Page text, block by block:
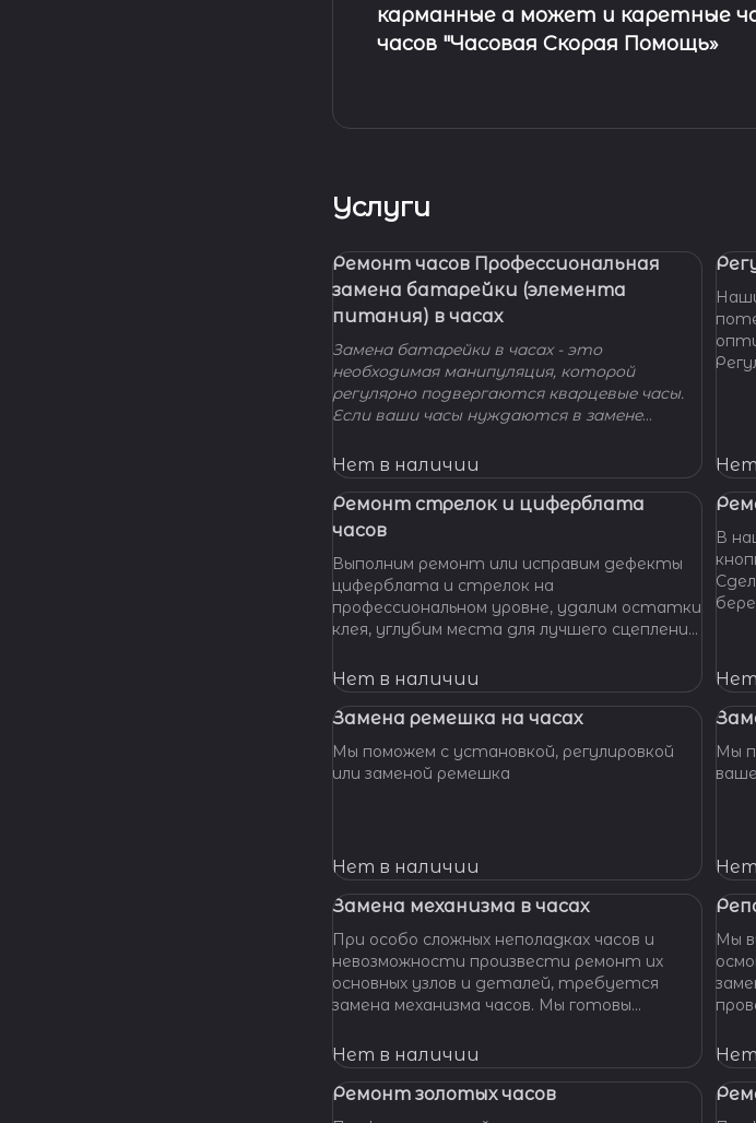
карманные а может и каретные
часов "Часовая Скорая Помощь»
Услуги
Ремонт часов Профессиональная
замена батарейки (элемента
питания) в часах
Замена батарейки в часах - это
необходимая манипуляция, которой
регулярно подвергаются кварцевые часы.
Если ваши часы нуждаются в замене
нашу мастерскую! Наши мастера с
удовольствием помогут вам решить
вашу проблему и произведут замену
батарейки профессионально, быстро,
Нет в наличии Нет
Ремонт стрелок и циферблата
часов
Выполним ремонт или исправим дефекты
циферблата и стрелок на
профессиональном уровне, удалим остатки
клея, углубим места для лучшего сцепления
стрелки, метки, камни. Восстановим
крепления циферблата к механизму.
Нет в наличии
В
Нет
Замена ремешка на часах
Мы поможем с установкой, регулировкой
или заменой ремешка
Нет в наличии
Мы
Нет
Замена механизма в часах
При особо сложных неполадках часов и
невозможности произвести ремонт их
основных узлов и деталей, требуется
замена механизма часов. Мы готовы
ситуациях.
Нет в наличии
Мы
Нет
Ремонт золотых часов